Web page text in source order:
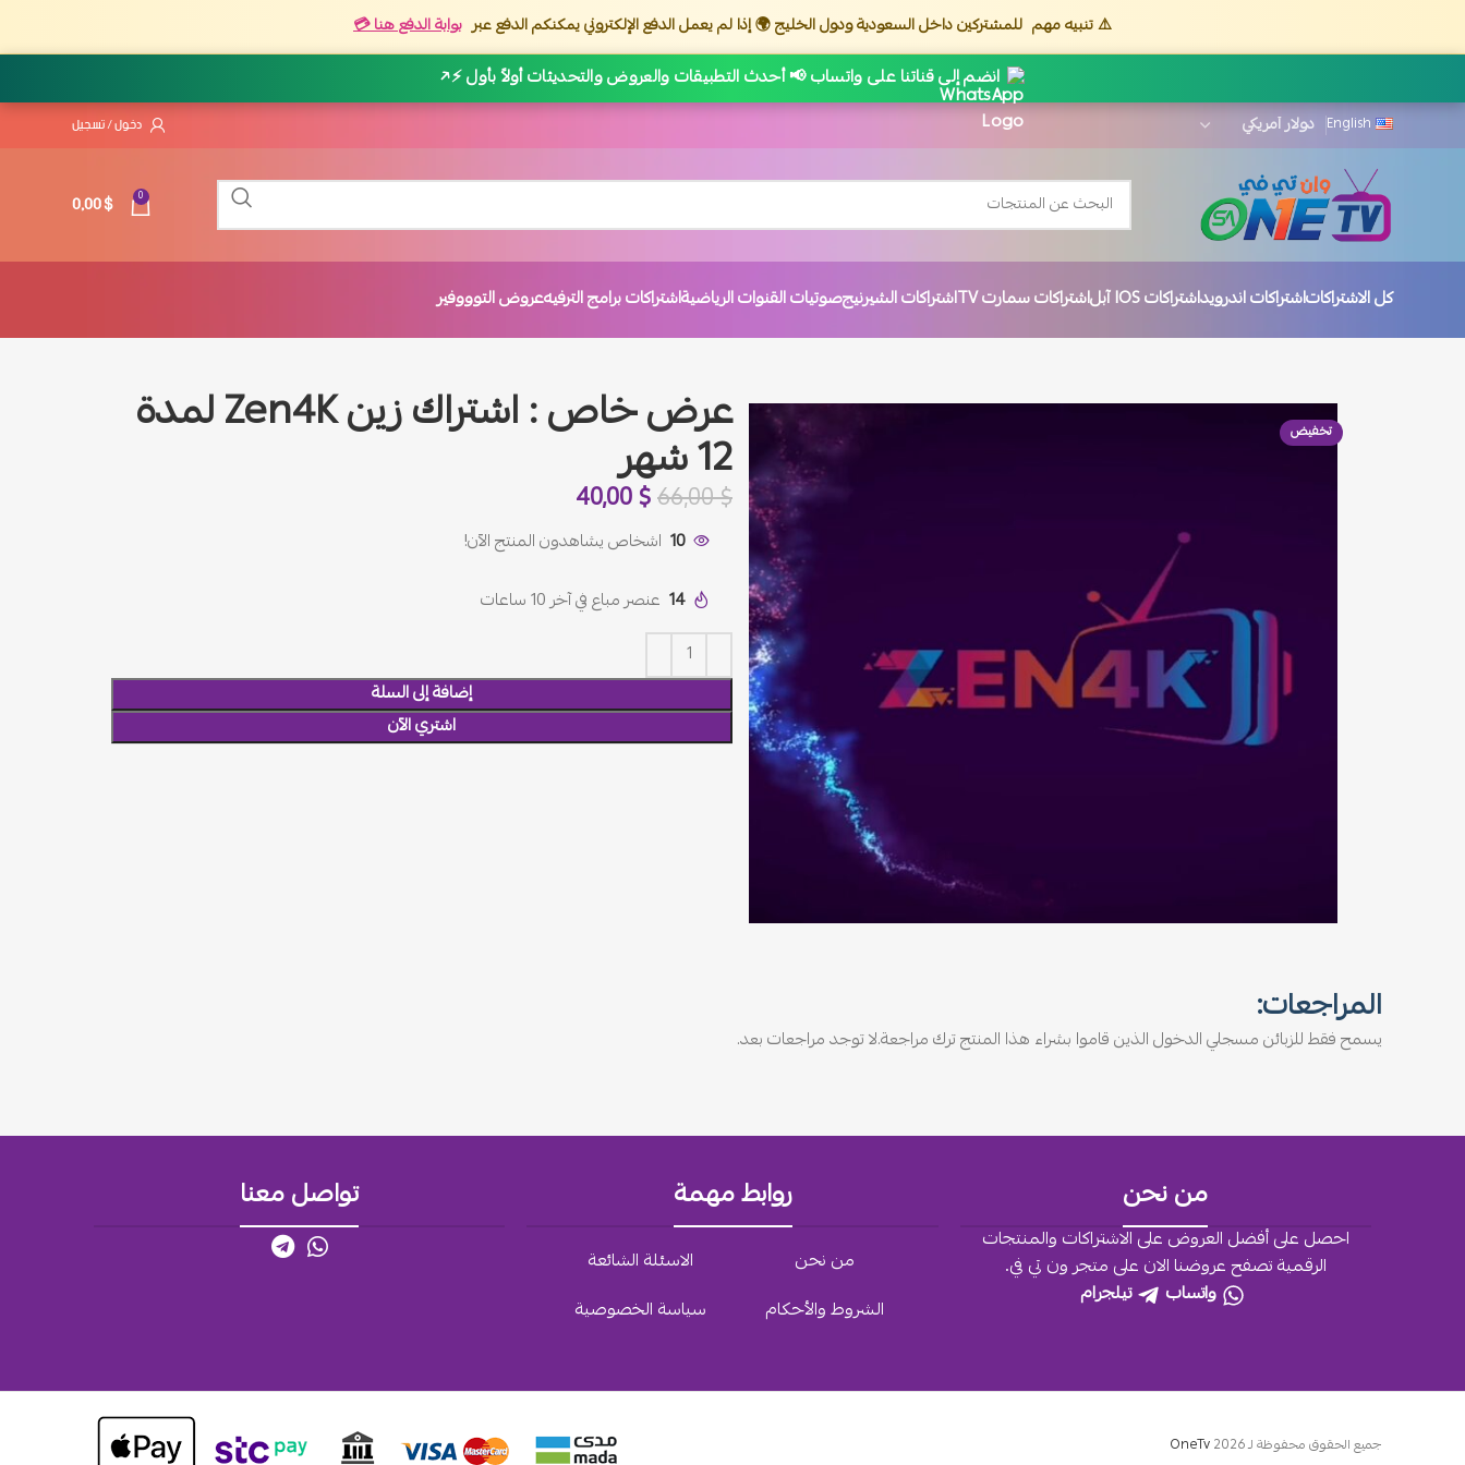
⚠️ تنبيه مهم للمشتركين داخل السعودية ودول الخليج 🌍 إذا لم يعمل الدفع الإلكتروني يمكنكم الدفع عبر بوابة الدفع هنا 💳
انضم إلى قناتنا على واتساب 📢 أحدث التطبيقات والعروض والتحديثات أولاً بأول ⚡↗
English دخول / تسجيل
0
0,00$
كل الاشتراكاتاشتراكات اندرويداشتراكات IOS آبل اشتراكات سمارت TV اشتراكات الشيرنيجصوتيات القنوات الرياضيةاشتراكات برامج الترفيهعروض التوووفير
تخفيض عرض خاص : اشتراك زين Zen4K لمدة
12 شهر
66,00$
40,00$
10 اشخاص يشاهدون المنتج الآن!
14 عنصر مباع في آخر 10 ساعات
إضافة إلى السلة
اشتري الآن
المراجعات:
لا توجد مراجعات بعد.يسمح فقط للزبائن مسجلي الدخول الذين قاموا بشراء هذا المنتج ترك مراجعة.
من نحن
احصل على أفضل العروض على الاشتراكات والمنتجات
الرقمية تصفح عروضنا الان على متجر ون تي في.
واتساب
تيلجرام
روابط مهمة
من نحن
الاسئلة الشائعة
الشروط والأحكام
سياسة الخصوصية
تواصل معنا
جميع الحقوق محفوظة لـ OneTv 2026